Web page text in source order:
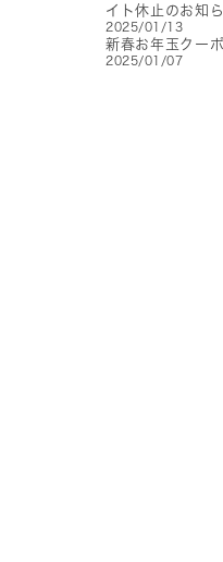
イト休止のお知
2025/01/13
新春お年玉クー
2025/01/07